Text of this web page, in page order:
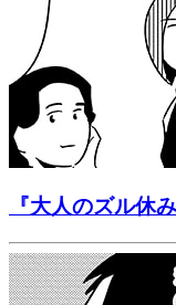
『大人のズル